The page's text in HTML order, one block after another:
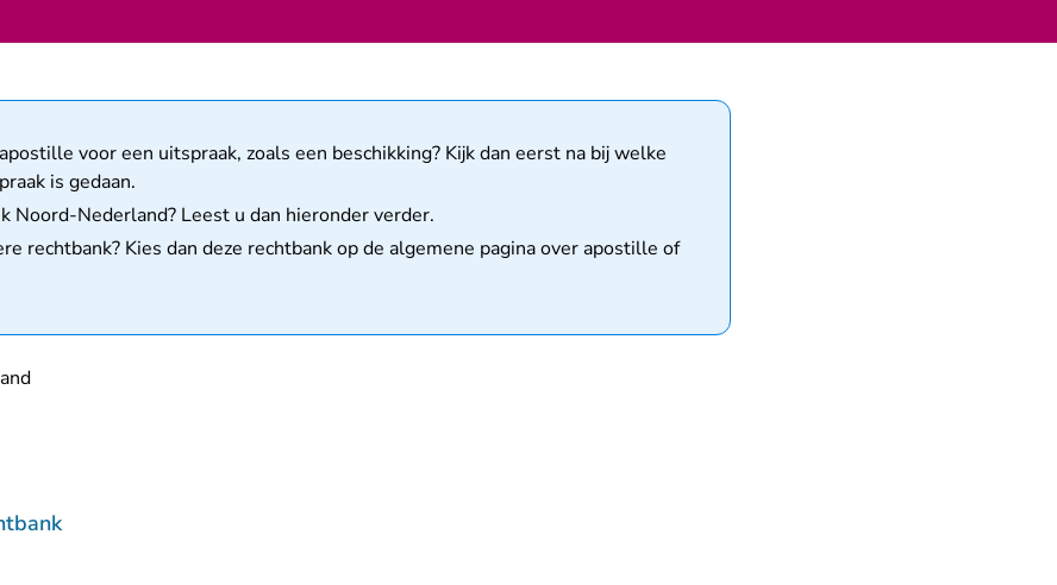
voor een uitspraak, zoals een beschikking? Kijk dan eerst na bij welke
is gedaan.
Noord-Nederland? Leest u dan hieronder verder.
rechtbank? Kies dan deze rechtbank op de algemene pagina over apostille of